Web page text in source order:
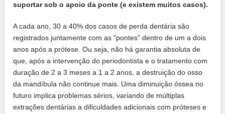
suportar sob o apoio da ponte (e existem muitos casos).
A cada ano, 30 a 40% dos casos de perda dentária são
registrados juntamente com as “pontes” dentro de um a dois
anos após a prótese. Ou seja, não há garantia absoluta de
que, após a intervenção do periodontista e o tratamento com
duração de 2 a 3 meses a 1 a 2 anos, a destruição do osso
da mandíbula não continue mais. Uma diminuição óssea no
futuro implica problemas sérios, variando de múltiplas
extrações dentárias a dificuldades adicionais com próteses e